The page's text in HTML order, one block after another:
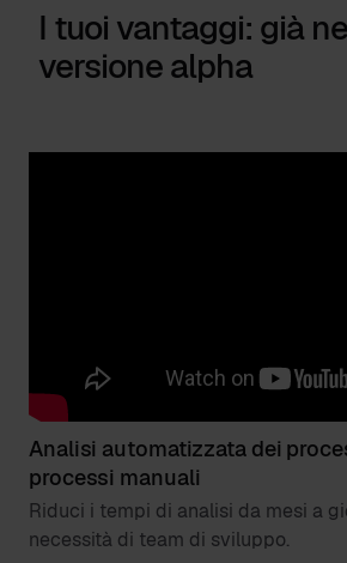
I tuoi vantaggi: già
versione alpha
Analisi automatizzata dei
processi manuali
Riduci i tempi di analisi da mesi a
necessità di team di sviluppo.